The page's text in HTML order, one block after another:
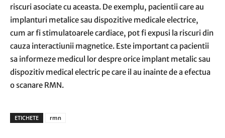
riscuri asociate cu aceasta. De exemplu, pacientii care au
implanturi metalice sau dispozitive medicale electrice,
cum ar fi stimulatoarele cardiace, pot fi expusi la riscuri din
cauza interactiunii magnetice. Este important ca pacientii
sa informeze medicul lor despre orice implant metalic sau
dispozitiv medical electric pe care il au inainte de a efectua
o scanare RMN.
ETICHETE rmn